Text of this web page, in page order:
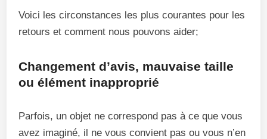
Voici les circonstances les plus courantes pour les
retours et comment nous pouvons aider;
Changement d’avis, mauvaise taille
ou élément inapproprié
Parfois, un objet ne correspond pas à ce que vous
avez imaginé, il ne vous convient pas ou vous n’en